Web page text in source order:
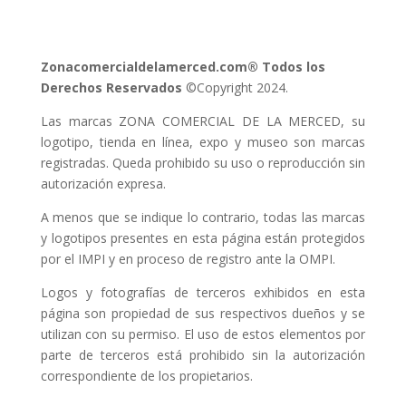
Zonacomercialdelamerced.com® Todos los
Derechos Reservados ©Copyright 2024.
Las marcas ZONA COMERCIAL DE LA MERCED, su
logotipo, tienda en línea, expo y museo son marcas
registradas. Queda prohibido su uso o reproducción sin
autorización expresa.
A menos que se indique lo contrario, todas las marcas
y logotipos presentes en esta página están protegidos
por el IMPI y en proceso de registro ante la OMPI.
Logos y fotografías de terceros exhibidos en esta
página son propiedad de sus respectivos dueños y se
utilizan con su permiso. El uso de estos elementos por
parte de terceros está prohibido sin la autorización
correspondiente de los propietarios.